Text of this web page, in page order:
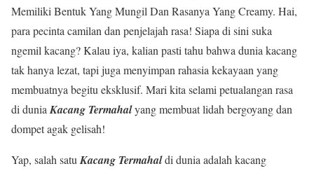
Memiliki Bentuk Yang Mungil Dan Rasanya Yang Creamy. Hai,
para pecinta camilan dan penjelajah rasa! Siapa di sini suka
ngemil kacang? Kalau iya, kalian pasti tahu bahwa dunia kacang
tak hanya lezat, tapi juga menyimpan rahasia kekayaan yang
membuatnya begitu eksklusif. Mari kita selami petualangan rasa
di dunia Kacang Termahalyang membuat lidah bergoyang dan
dompet agak gelisah!
Yap, salah satu Kacang Termahaldi dunia adalah kacang